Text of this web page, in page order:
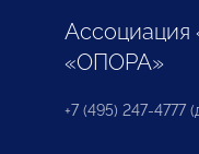
Ассоциация
«ОПОРА»
+7 (495) 247-4777